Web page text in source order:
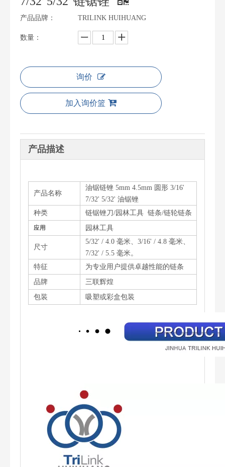
产品品牌： TRILINK HUIHUANG
数量：
询价
加入询价篮
产品描述
产品名称
油锯链锉 5mm 4.5mm 圆形 3/16'
7/32' 5/32' 油锯锉
种类
链锯锉刀/园林工具 链条/链轮链条
应用 园林工具
尺寸
5/32' / 4.0 毫米、3/16' / 4.8 毫米、
7/32' / 5.5 毫米。
特征
为专业用户提供卓越性能的链条
品牌
三联辉煌
包装
吸塑或彩盒包装